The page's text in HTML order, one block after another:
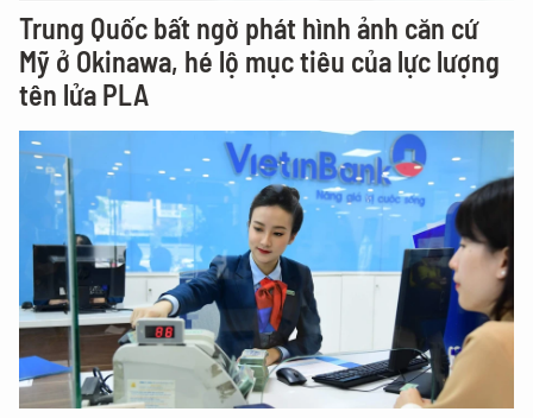
Trung Quốc bất ngờ phát hình ảnh căn cứ
Mỹ ở Okinawa, hé lộ mục tiêu của lực lượng
tên lửa PLA